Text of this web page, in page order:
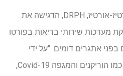
הסופרת הבכירה קארן ג'יי אורטיז-אורטיז, DRPH, הדגישה את
מערכות שירותי בריאות בפורטו
בפני אתגרים דומים. "על ידי
הערכת ההשפעה של אירועים כמו הוריקנים והמגפה Covid-19,